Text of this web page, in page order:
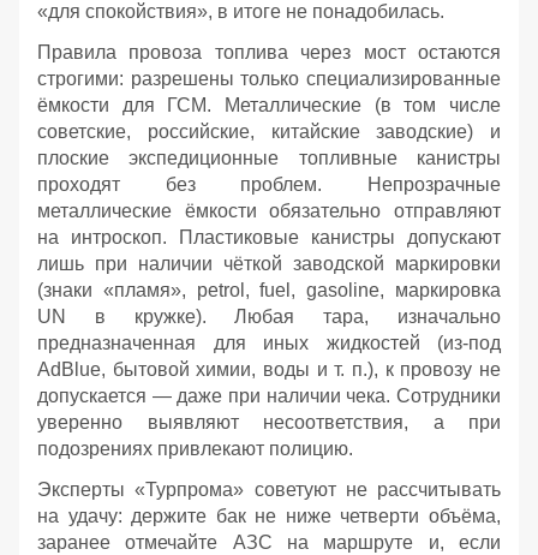
«для спокойствия», в итоге не понадобилась.
Правила провоза топлива через мост остаются
строгими: разрешены только специализированные
ёмкости для ГСМ. Металлические (в том числе
советские, российские, китайские заводские) и
плоские экспедиционные топливные канистры
проходят без проблем. Непрозрачные
металлические ёмкости обязательно отправляют
на интроскоп. Пластиковые канистры допускают
лишь при наличии чёткой заводской маркировки
(знаки «пламя», petrol, fuel, gasoline, маркировка
UN в кружке). Любая тара, изначально
предназначенная для иных жидкостей (из‑под
AdBlue, бытовой химии, воды и т. п.), к провозу не
допускается — даже при наличии чека. Сотрудники
уверенно выявляют несоответствия, а при
подозрениях привлекают полицию.
Эксперты «Турпрома» советуют не рассчитывать
на удачу: держите бак не ниже четверти объёма,
заранее отмечайте АЗС на маршруте и, если